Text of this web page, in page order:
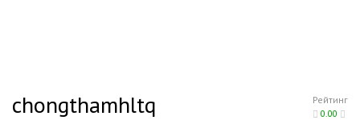
Рейтинг
0.00
chongthamhltq